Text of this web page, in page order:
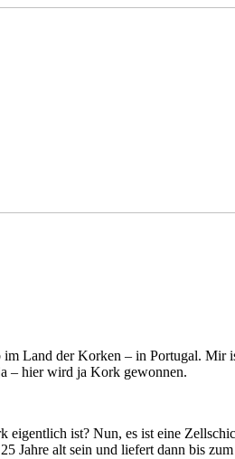
Land der Korken – in Portugal. Mir
– hier wird ja Kork gewonnen.
eigentlich ist? Nun, es ist eine
Jahre alt sein und liefert dann bis